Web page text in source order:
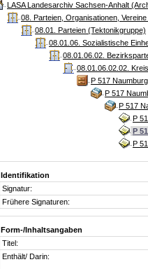
LASA Landesarchiv Sachsen-Anhalt
08. Parteien, Organisationen,
08.01. Parteien (Tektonikgruppe)
08.01.06. Sozialistische
08.01.06.02.
08.01.06.02.02.
P 517
P 517
P 517
P
P
P
Identifikation
Signatur:
Frühere Signaturen:
Form-/Inhaltsangaben
Titel:
Enthält/ Darin: